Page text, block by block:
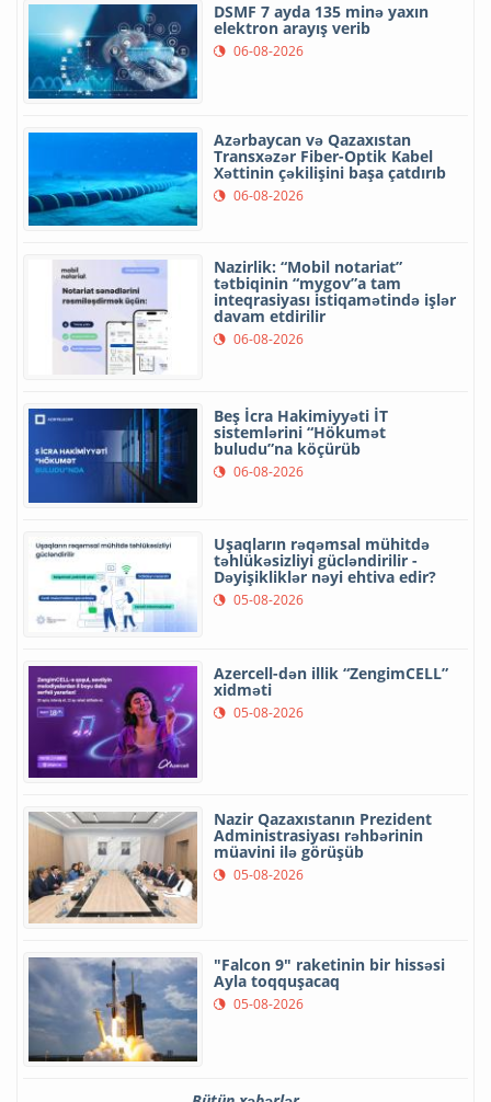
DSMF 7 ayda 135 minə yaxın
elektron arayış verib
06-08-2026
Azərbaycan və Qazaxıstan
Transxəzər Fiber-Optik Kabel
Xəttinin çəkilişini başa çatdırıb
06-08-2026
Nazirlik: “Mobil notariat”
tətbiqinin “mygov”a tam
inteqrasiyası istiqamətində işlər
davam etdirilir
06-08-2026
Beş İcra Hakimiyyəti İT
sistemlərini “Hökumət
buludu”na köçürüb
06-08-2026
Uşaqların rəqəmsal mühitdə
təhlükəsizliyi gücləndirilir -
Dəyişikliklər nəyi ehtiva edir?
05-08-2026
Azercell-dən illik “ZengimCELL”
xidməti
05-08-2026
Nazir Qazaxıstanın Prezident
Administrasiyası rəhbərinin
müavini ilə görüşüb
05-08-2026
"Falcon 9" raketinin bir hissəsi
Ayla toqquşacaq
05-08-2026